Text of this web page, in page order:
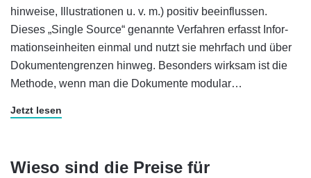
hin­weise, Illus­trationen u. v. m.) positiv be­ein­flus­sen.
Dieses „Single Source“ ge­nan­nte Ver­fahren er­fasst In­for­
ma­tions­ein­heiten einmal und nutzt sie mehr­fach und über
Doku­ment­engrenzen hin­weg. Beson­ders wir­ksam ist die
Methode, wenn man die Doku­mente modular…
Jetzt lesen
Wieso sind die Preise für